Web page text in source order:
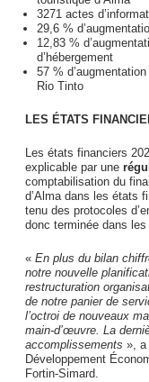
3271 actes
29,6 %
12,83 %
d’hébergement
57 %
Rio Tinto
LES ÉTATS
Les états financiers
explicable par une
comptabilisation du
d’Alma dans les états
tenu des protocoles
donc terminée dans
« En plus du bilan
notre nouvelle
restructuration
de notre panier de
l’octroi de nouveaux
main-d’œuvre. La
accomplissements », a
Développement
Fortin-Simard.